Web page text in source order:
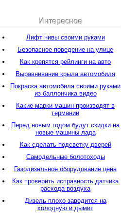
Интересное
Лифт нивы своими руками
Безопасное поведение на улице
Как крепятся рейлинги на авто
Выравнивание крыла автомобиля
Покраска автомобиля своими руками
из баллончика видео
Какие марки машин производят в
германии
Перед новым годом будут скидки на
новые машины лада
Как сделать подсветку дверей
Самодельные болотоходы
Газодизельное оборудование цена
Как проверить исправность датчика
расхода воздуха
Дизель плохо заводится на
холодную и дымит